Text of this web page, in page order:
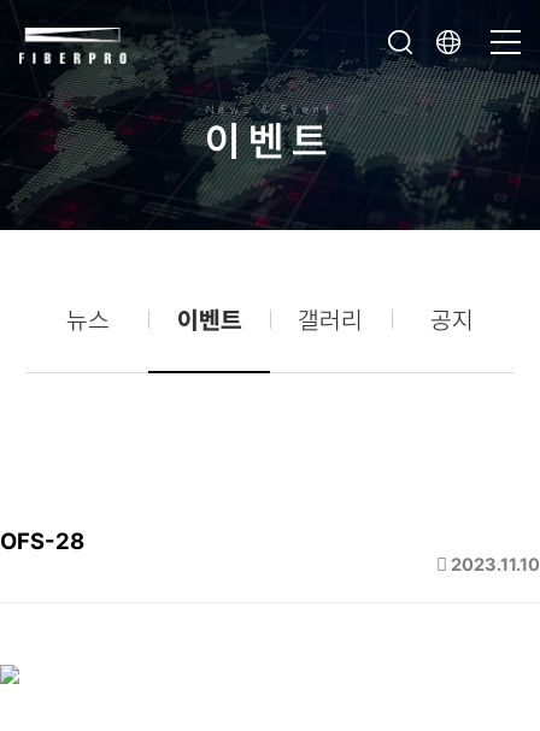
News & Event
이벤트
뉴스 이벤트 갤러리 공지
OFS-28
2023.11.10